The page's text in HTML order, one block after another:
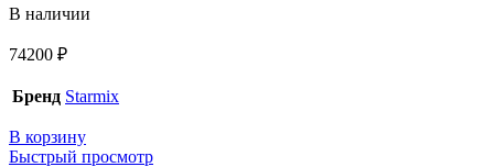
В наличии
74200 ₽
Бренд Starmix
В корзину
Быстрый просмотр